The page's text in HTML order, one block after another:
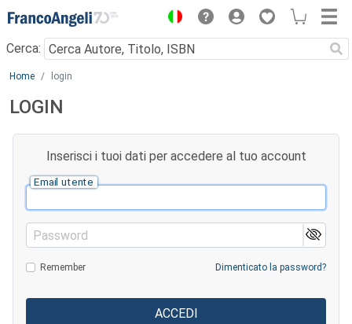
Menu
Cerca:
Main content
Home login
LOGIN
Inserisci i tuoi dati per accedere al tuo account
Email utente
Password
Remember Dimenticato la password?